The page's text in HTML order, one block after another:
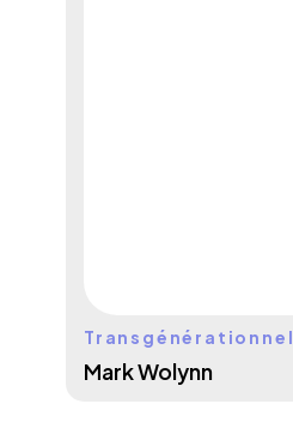
Transgénérationnel
Mark Wolynn